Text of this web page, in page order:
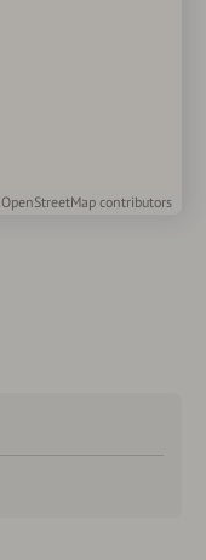
OpenStreetMap contributors